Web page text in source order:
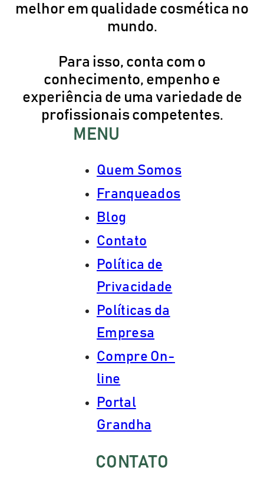
melhor em qualidade cosmética no
mundo.
Para isso, conta com o
conhecimento, empenho e
experiência de uma variedade de
profissionais competentes.
MENU
Quem Somos
Franqueados
Blog
Contato
Política de
Privacidade
Políticas da
Empresa
Compre On-
line
Portal
Grandha
CONTATO